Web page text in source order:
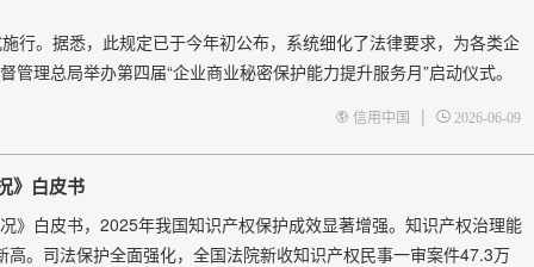
行。据悉，此规定已于今年初公布，系统细化了法律要求，为各类企
理总局举办第四届“企业商业秘密保护能力提升服务月”启动仪式。
信用中国 | 2026-06-09
》白皮书
》白皮书，2025年我国知识产权保护成效显著增强。知识产权治理能
。司法保护全面强化，全国法院新收知识产权民事一审案件47.3万